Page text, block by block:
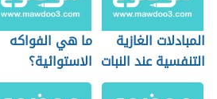
طريقة تقشير
الاناناس
طريقة علاج شجرة
الليمون